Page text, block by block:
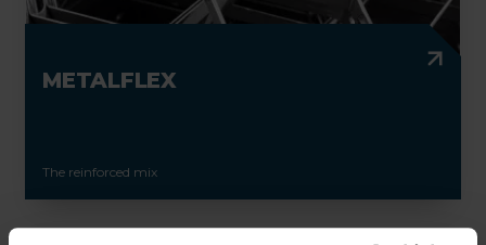
METALFLEX
The reinforced mix